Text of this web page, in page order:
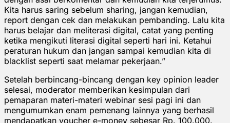
Kita harus saring sebelum sharing, jangan kemudian,
report dengan cek dan melakukan pembanding. Lalu kita
harus belajar dan meliterasi digital, catat yang penting
ketika mengikuti literasi digital seperti hari ini. Ketahui
peraturan hukum dan jangan sampai kemudian kita di
blacklist seperti saat melamar pekerjaan.”
Setelah berbincang-bincang dengan key opinion leader
selesai, moderator memberikan kesimpulan dari
pemaparan materi-materi webinar sesi pagi ini dan
mengumumkan enam pemenang lainnya yang berhasil
mendapatkan voucher e-money sebesar Rp. 100.000.